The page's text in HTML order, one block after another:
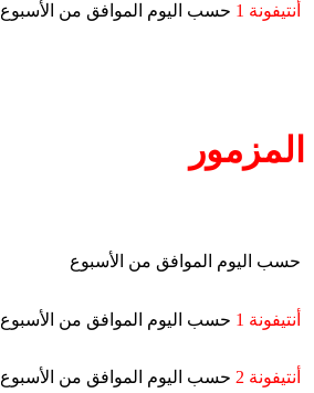
أنتيفونة 1 حسب اليوم الموافق من الأسبوع
المزمور
حسب اليوم الموافق من الأسبوع
أنتيفونة 1 حسب اليوم الموافق من الأسبوع
أنتيفونة 2 حسب اليوم الموافق من الأسبوع